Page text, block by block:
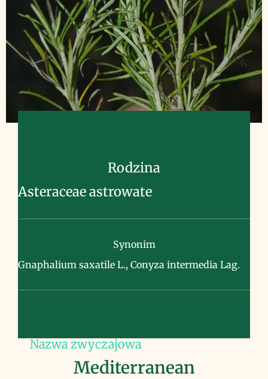
Rodzina
Asteraceae astrowate
Synonim
Gnaphalium saxatile L., Conyza intermedia Lag.
Nazwa zwyczajowa
Mediterranean